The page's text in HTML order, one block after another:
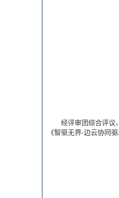
经评审团综合评议
《智驱无界-边云协同